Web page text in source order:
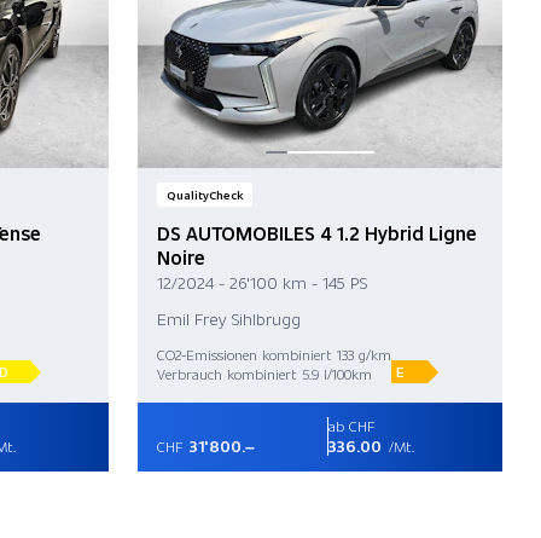
D
QualityCheck
DS AUTOMOBILES 4 1.2 Hybrid Ligne
Noire
12/2024 - 26'100 km - 145 PS
Emil Frey Sihlbrugg
CO2-Emissionen kombiniert 133 g/km
Verbrauch kombiniert 5.9 l/100km
E
CHF 31'800.–
ab CHF
336.00 /Mt.